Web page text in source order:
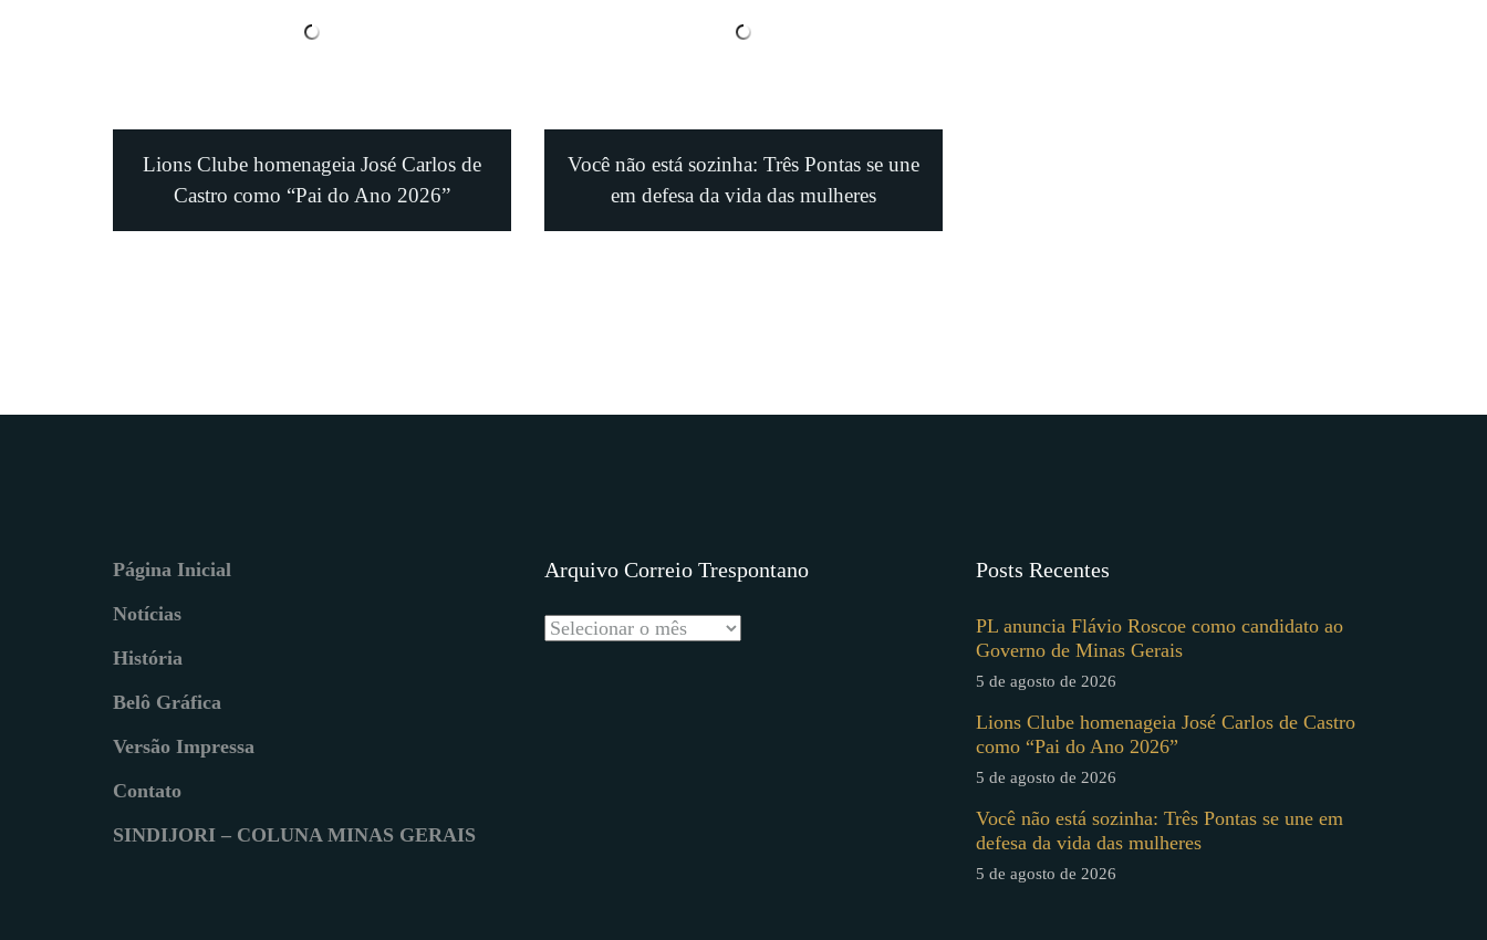
Lions Clube homenageia José Carlos de
Castro como “Pai do Ano 2026”
Você não está sozinha: Três Pontas se une
em defesa da vida das mulheres
Página Inicial
Notícias
História
Belô Gráfica
Versão Impressa
Contato
SINDIJORI – COLUNA MINAS GERAIS
Arquivo Correio Trespontano Posts Recentes
PL anuncia Flávio Roscoe como candidato ao
Governo de Minas Gerais
5 de agosto de 2026
Lions Clube homenageia José Carlos de Castro
como “Pai do Ano 2026”
5 de agosto de 2026
Você não está sozinha: Três Pontas se une em
defesa da vida das mulheres
5 de agosto de 2026